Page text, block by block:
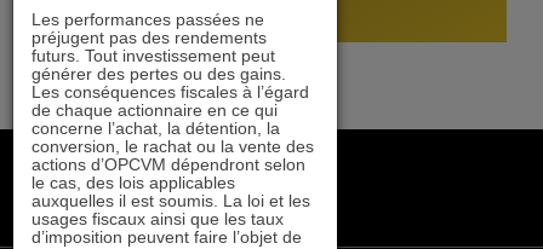
+33 1 84 79 90 24
gestion21@gestion21.fr
8 rue Volney, 75002 Paris
Les performances passées ne
préjugent pas des rendements
futurs. Tout investissement peut
générer des pertes ou des gains.
Les conséquences fiscales à l’égard
de chaque actionnaire en ce qui
concerne l’achat, la détention, la
conversion, le rachat ou la vente des
actions d’OPCVM dépendront selon
le cas, des lois applicables
auxquelles il est soumis. La loi et les
usages fiscaux ainsi que les taux
d’imposition peuvent faire l’objet de